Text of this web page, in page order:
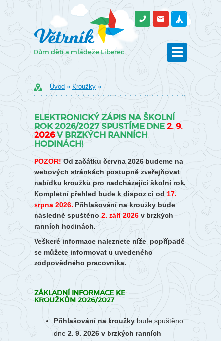
Úvod » Kroužky »
ELEKTRONICKÝ ZÁPIS NA ŠKOLNÍ
ROK 2026/2027 SPUSTÍME DNE2. 9.
2026V BRZKÝCH RANNÍCH
HODINÁCH!
POZOR! Od začátku června 2026 budeme na
webových stránkách postupně zveřejňovat
nabídku kroužků pro nadcházející školní rok.
Kompletní přehled bude k dispozici od 17.
srpna 2026. Přihlašování na kroužky bude
následně spuštěno 2. září 2026 v brzkých
ranních hodinách.
Veškeré informace naleznete níže, popřípadě
se můžete informovat u uvedeného
zodpovědného pracovníka.
ZÁKLADNÍ INFORMACE KE
KROUŽKŮM 2026/2027
Přihlašování na kroužky bude spuštěno
dne 2. 9. 2026 v brzkých ranních